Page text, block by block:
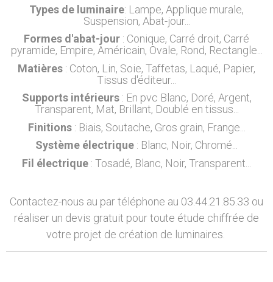
Types de luminaire: Lampe, Applique murale,
Suspension, Abat-jour...
Formes d'abat-jour : Conique, Carré droit, Carré
pyramide, Empire, Américain, Ovale, Rond, Rectangle...
Matières : Coton, Lin, Soie, Taffetas, Laqué, Papier,
Tissus d'éditeur...
Supports intérieurs: En pvc Blanc, Doré, Argent,
Transparent, Mat, Brillant, Doublé en tissus...
Finitions : Biais, Soutache, Gros grain, Frange...
Système électrique : Blanc, Noir, Chromé...
Fil électrique : Tosadé, Blanc, Noir, Transparent...
Contactez-nous au par téléphone au 03.44.21.85.33 ou
réaliser un devis gratuit pour toute étude chiffrée de
votre projet de création de luminaires.